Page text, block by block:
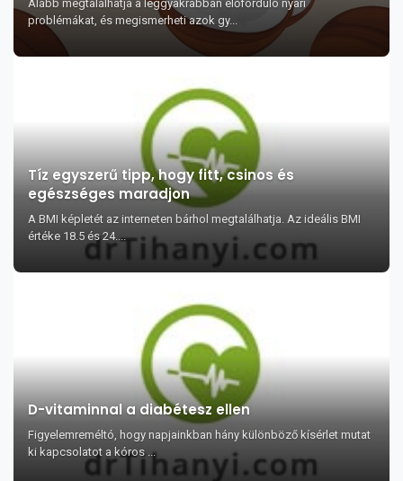
Alább megtalálhatja a leggyakrabban előforduló nyári
problémákat, és megismerheti azok gy...
Tíz egyszerű tipp, hogy fitt, csinos és
egészséges maradjon
A BMI képletét az interneten bárhol megtalálhatja. Az ideális BMI
értéke 18.5 és 24....
D-vitaminnal a diabétesz ellen
Figyelemreméltó, hogy napjainkban hány különböző kísérlet mutat
ki kapcsolatot a kóros ...